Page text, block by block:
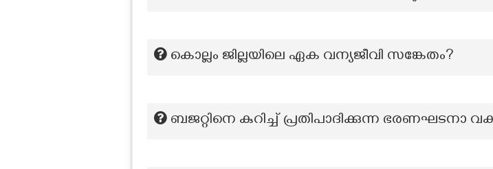
കൊല്ലം ജില്ലയിലെ ഏക വന്യജീവി സങ്കേതം?
ബജറ്റിനെ കുറിച്ച് പ്രതിപാദിക്കുന്ന ഭരണഘടനാ